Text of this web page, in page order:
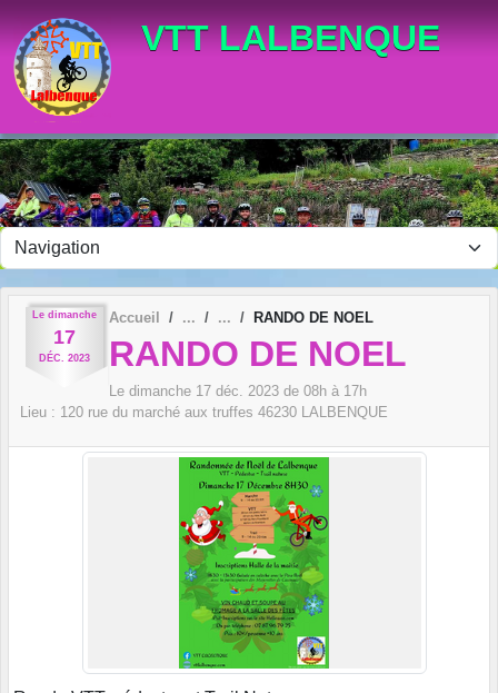
VTT LALBENQUE
Le dimanche
17
DÉC. 2023
Accueil RANDO DE NOEL
RANDO DE NOEL
Le dimanche 17 déc. 2023 de 08h à 17h
Lieu : 120 rue du marché aux truffes 46230 LALBENQUE